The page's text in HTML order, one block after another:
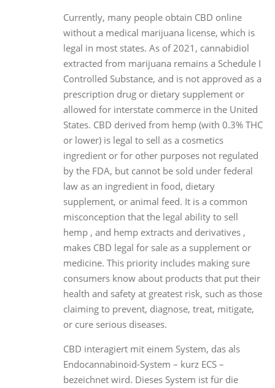
Currently, many people obtain CBD online
without a medical marijuana license, which is
legal in most states. As of 2021, cannabidiol
extracted from marijuana remains a Schedule I
Controlled Substance, and is not approved as a
prescription drug or dietary supplement or
allowed for interstate commerce in the United
States. CBD derived from hemp (with 0.3% THC
or lower) is legal to sell as a cosmetics
ingredient or for other purposes not regulated
by the FDA, but cannot be sold under federal
law as an ingredient in food, dietary
supplement, or animal feed. It is a common
misconception that the legal ability to sell
hemp , and hemp extracts and derivatives ,
makes CBD legal for sale as a supplement or
medicine. This priority includes making sure
consumers know about products that put their
health and safety at greatest risk, such as those
claiming to prevent, diagnose, treat, mitigate,
or cure serious diseases.
CBD interagiert mit einem System, das als
Endocannabinoid-System – kurz ECS –
bezeichnet wird. Dieses System ist für die